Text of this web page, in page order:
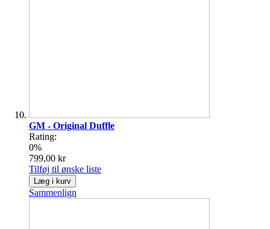
GM - Original Duffle
Rating:
0%
799,00 kr
Tilføj til ønske liste
Læg i kurv
Sammenlign